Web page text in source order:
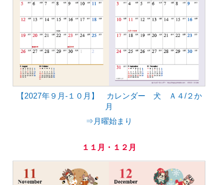
【2027年９月-１０月】 カレンダー 犬 Ａ４/２か
月
⇒月曜始まり
１１月・１２月